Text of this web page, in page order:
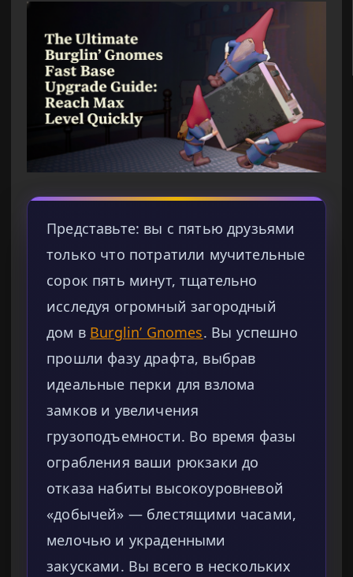
Представьте: вы с пятью друзьями
только что потратили мучительные
сорок пять минут, тщательно
исследуя огромный загородный
дом в Burglin’ Gnomes. Вы успешно
прошли фазу драфта, выбрав
идеальные перки для взлома
замков и увеличения
грузоподъемности. Во время фазы
ограбления ваши рюкзаки до
отказа набиты высокоуровневой
«добычей» — блестящими часами,
мелочью и украденными
закусками. Вы всего в нескольких